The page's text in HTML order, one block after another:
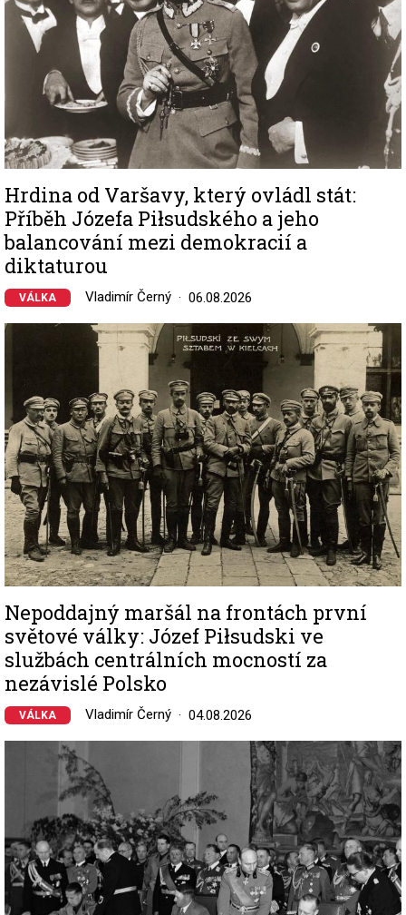
Hrdina od Varšavy, který ovládl stát:
Příběh Józefa Piłsudského a jeho
balancování mezi demokracií a
diktaturou
VÁLKA Vladimír Černý 06.08.2026
Image
Nepoddajný maršál na frontách první
světové války: Józef Piłsudski ve
službách centrálních mocností za
nezávislé Polsko
VÁLKA Vladimír Černý 04.08.2026